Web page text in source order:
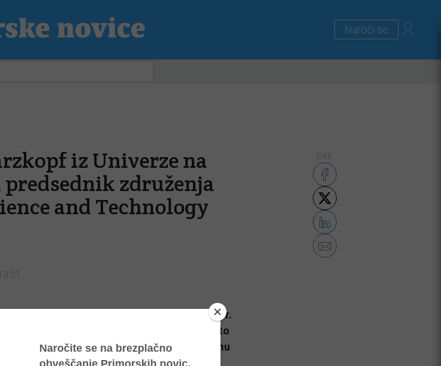
Naroči se
iz Univerze na
združenja
and Technology
je izvolilo dr.
Primorskem za predsednika. Izvolitev na to
predstavlja pomembno priznanje njegovemu
v svetovni skupnosti lesarstva.
Deli: